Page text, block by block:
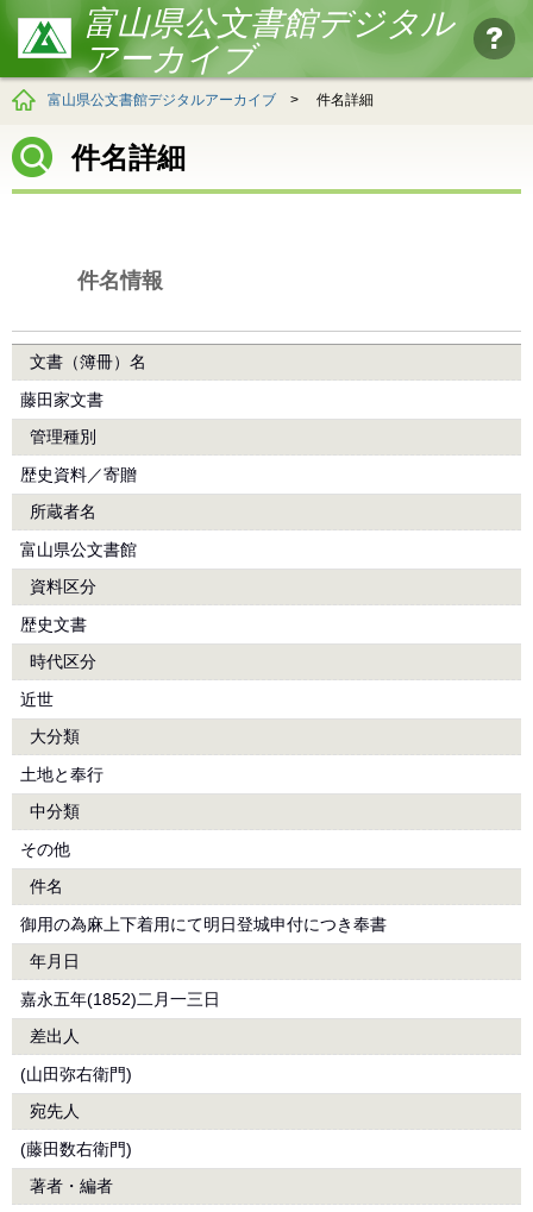
富山県公文書館デジタル
アーカイブ
富山県公文書館デジタルアーカイブ > 件名詳細
件名詳細
件名情報
文書（簿冊）名
藤田家文書
管理種別
歴史資料／寄贈
所蔵者名
富山県公文書館
資料区分
歴史文書
時代区分
近世
大分類
土地と奉行
中分類
その他
件名
御用の為麻上下着用にて明日登城申付につき奉書
年月日
嘉永五年(1852)二月一三日
差出人
(山田弥右衛門)
宛先人
(藤田数右衛門)
著者・編者